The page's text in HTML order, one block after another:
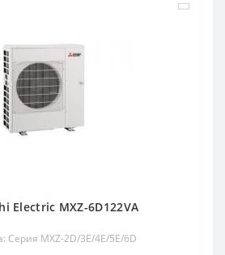
Electric MXZ-6D122VA
Серия MXZ-2D/3E/4E/5E/6D